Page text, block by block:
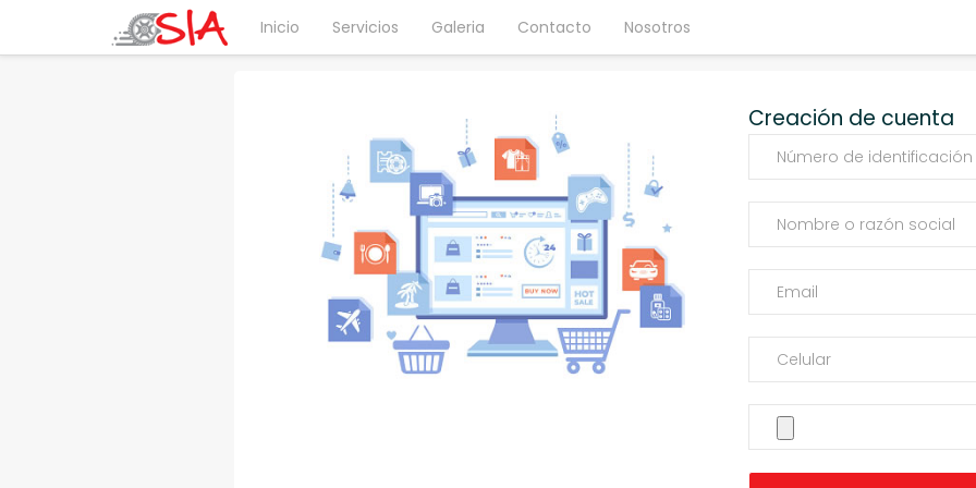
Inicio Servicios Galeria Contacto Nosotros
Creación de cuenta